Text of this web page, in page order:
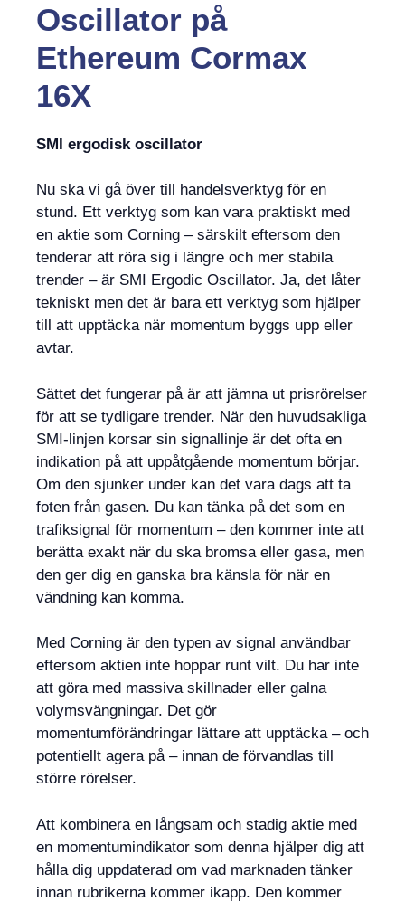
Oscillator på
Ethereum Cormax
16X
SMI ergodisk oscillator
Nu ska vi gå över till handelsverktyg för en
stund. Ett verktyg som kan vara praktiskt med
en aktie som Corning – särskilt eftersom den
tenderar att röra sig i längre och mer stabila
trender – är SMI Ergodic Oscillator. Ja, det låter
tekniskt men det är bara ett verktyg som hjälper
till att upptäcka när momentum byggs upp eller
avtar.
Sättet det fungerar på är att jämna ut prisrörelser
för att se tydligare trender. När den huvudsakliga
SMI-linjen korsar sin signallinje är det ofta en
indikation på att uppåtgående momentum börjar.
Om den sjunker under kan det vara dags att ta
foten från gasen. Du kan tänka på det som en
trafiksignal för momentum – den kommer inte att
berätta exakt när du ska bromsa eller gasa, men
den ger dig en ganska bra känsla för när en
vändning kan komma.
Med Corning är den typen av signal användbar
eftersom aktien inte hoppar runt vilt. Du har inte
att göra med massiva skillnader eller galna
volymsvängningar. Det gör
momentumförändringar lättare att upptäcka – och
potentiellt agera på – innan de förvandlas till
större rörelser.
Att kombinera en långsam och stadig aktie med
en momentumindikator som denna hjälper dig att
hålla dig uppdaterad om vad marknaden tänker
innan rubrikerna kommer ikapp. Den kommer